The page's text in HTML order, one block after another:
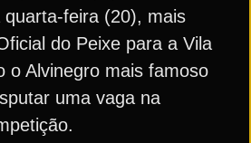
quarta-feira (20), mais
do Peixe para a Vila
o Alvinegro mais famoso
uma vaga na